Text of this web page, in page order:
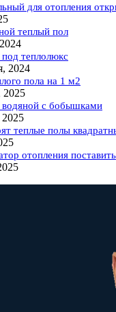
для отопления
теплый пол
теплолюкс
2024
пола на 1 м2
2025
водяной с бобышками
2025
теплые полы
отопления поставить